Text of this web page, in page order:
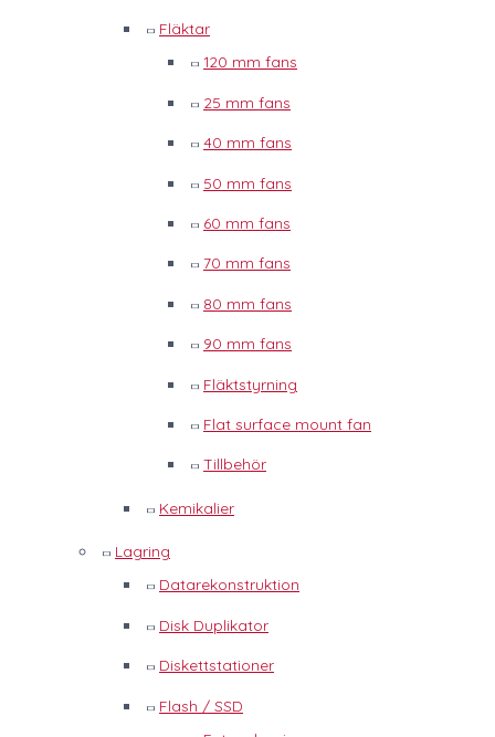
Fläktar
120 mm fans
25 mm fans
40 mm fans
50 mm fans
60 mm fans
70 mm fans
80 mm fans
90 mm fans
Fläktstyrning
Flat surface mount fan
Tillbehör
Kemikalier
Lagring
Datarekonstruktion
Disk Duplikator
Diskettstationer
Flash / SSD